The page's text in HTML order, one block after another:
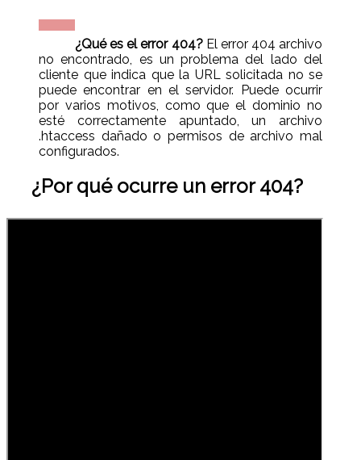
¿Qué es el error 404?El error 404 archivo
no encontrado, es un problema del lado del
cliente que indica que la URL solicitada no se
puede encontrar en el servidor. Puede ocurrir
por varios motivos, como que el dominio no
esté correctamente apuntado, un archivo
.htaccess dañado o permisos de archivo mal
configurados.
¿Por qué ocurre un error 404?